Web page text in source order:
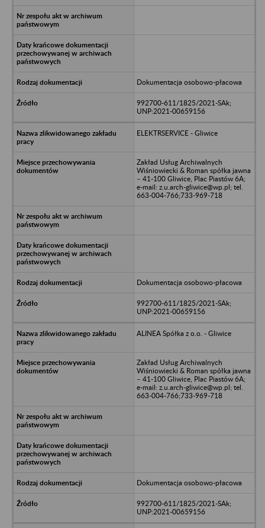
Dokumentacja osobowo-płacowa
992700-611/1825/2021-SAk;
UNP:2021-00659156
ELEKTRSERVICE - Gliwice
Zakład Usług Archiwalnych
Wiśniowiecki & Roman spółka jawna
– 41-100 Gliwice, Plac Piastów 6A;
e-mail: z.u.arch-gliwice@wp.pl; tel.
663-004-766;733-969-718
Dokumentacja osobowo-płacowa
992700-611/1825/2021-SAk;
UNP:2021-00659156
ALINEA Spółka z o.o. - Gliwice
Zakład Usług Archiwalnych
Wiśniowiecki & Roman spółka jawna
– 41-100 Gliwice, Plac Piastów 6A;
e-mail: z.u.arch-gliwice@wp.pl; tel.
663-004-766;733-969-718
Dokumentacja osobowo-płacowa
992700-611/1825/2021-SAk;
UNP:2021-00659156